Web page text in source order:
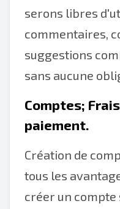
serons libres
commentaires,
suggestions
sans aucune
Comptes;
paiement.
Création de
tous les
créer un compte